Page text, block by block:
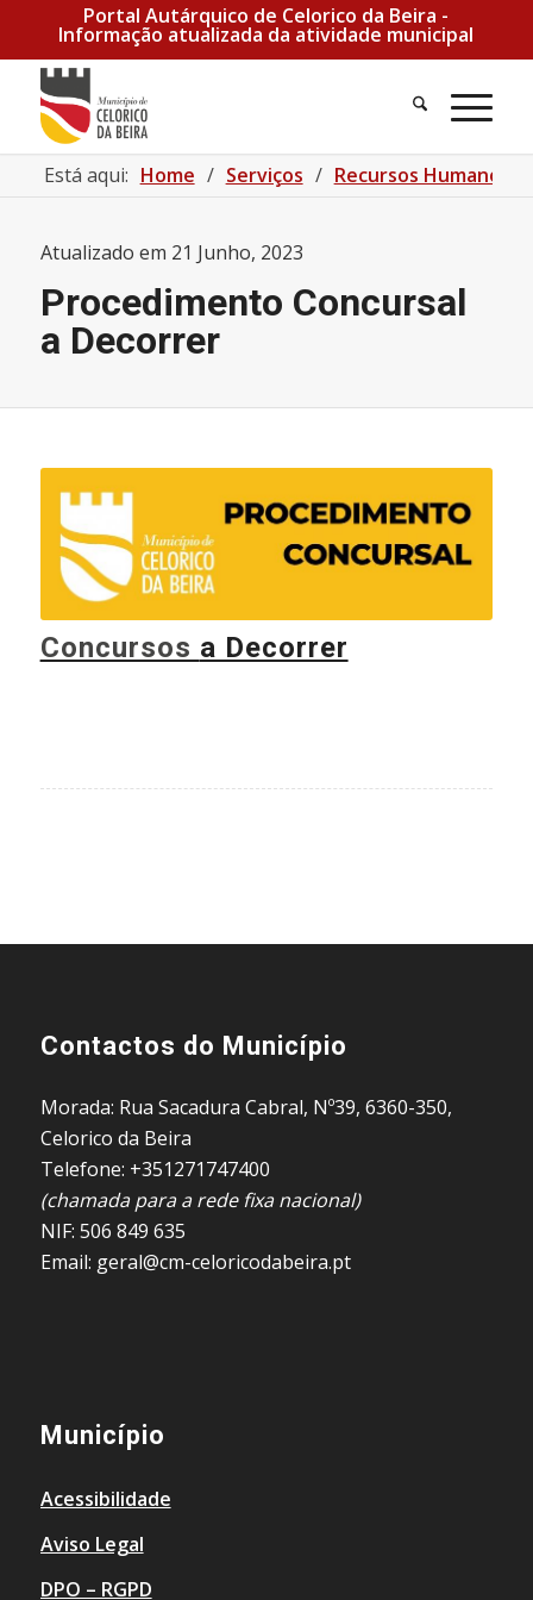
Portal Autárquico de Celorico da Beira -
Informação atualizada da atividade municipal
Está aqui: Home / Serviços / Recursos Humanos
Atualizado em 21 Junho, 2023
Procedimento Concursal
a Decorrer
Concursos a Decorrer
Contactos do Município
Morada: Rua Sacadura Cabral, Nº39, 6360-350,
Celorico da Beira
Telefone: +351271747400
(chamada para a rede fixa nacional)
NIF: 506 849 635
Email: geral@cm-celoricodabeira.pt
Município
Acessibilidade
Aviso Legal
DPO – RGPD